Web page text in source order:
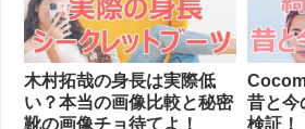
木村拓哉の身長は実際低
い？本当の画像比較と秘密
靴の画像チョ待てよ！
昔と今
検証！